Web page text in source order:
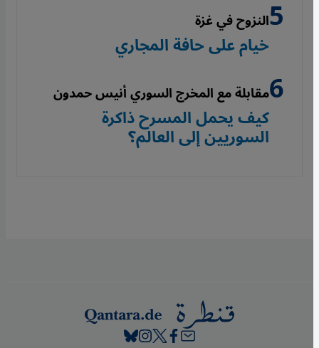
النزوح في غزة
خيام على حافة المجاري
مقابلة مع المخرج السوري أنيس حمدون
كيف يحمل المسرح ذاكرة
السوريين إلى العالم؟